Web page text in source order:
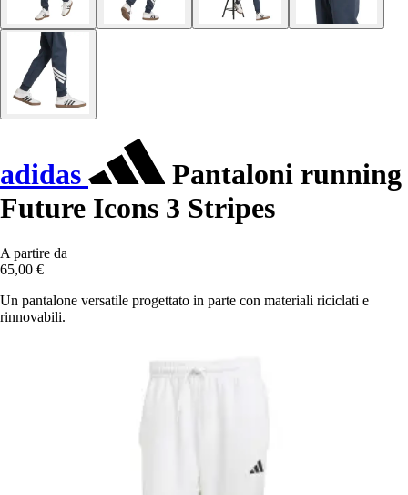
adidas
Pantaloni running
Future Icons 3 Stripes
A partire da
65,00 €
Un pantalone versatile progettato in parte con materiali riciclati e
rinnovabili.